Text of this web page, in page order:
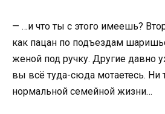
— …и что ты с этого имеешь?
как пацан по подъездам
женой под ручку. Другие давно
вы всё туда-сюда мотаетесь. Ни
нормальной семейной жизни…